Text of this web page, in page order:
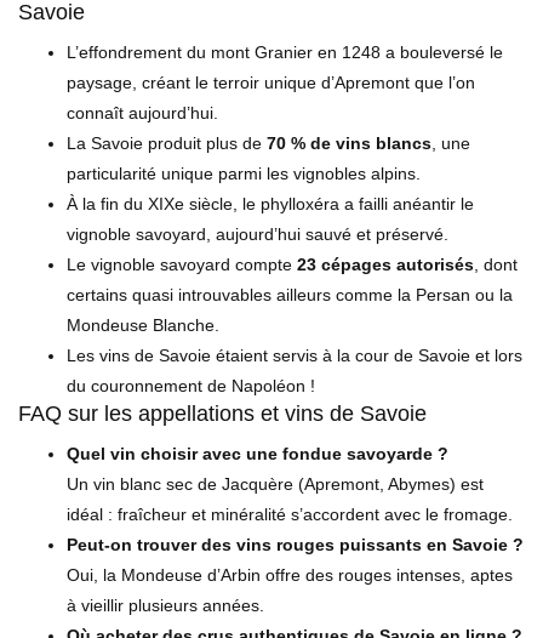
Savoie
L’effondrement du mont Granier en 1248 a bouleversé le
paysage, créant le terroir unique d’Apremont que l’on
connaît aujourd’hui.
La Savoie produit plus de 70 % de vins blancs , une
particularité unique parmi les vignobles alpins.
À la fin du XIXe siècle, le phylloxéra a failli anéantir le
vignoble savoyard, aujourd’hui sauvé et préservé.
Le vignoble savoyard compte 23 cépages autorisés , dont
certains quasi introuvables ailleurs comme la Persan ou la
Mondeuse Blanche.
Les vins de Savoie étaient servis à la cour de Savoie et lors
du couronnement de Napoléon !
FAQ sur les appellations et vins de Savoie
Quel vin choisir avec une fondue savoyarde ?
Un vin blanc sec de Jacquère (Apremont, Abymes) est
idéal : fraîcheur et minéralité s’accordent avec le fromage.
Peut-on trouver des vins rouges puissants en Savoie ?
Oui, la Mondeuse d’Arbin offre des rouges intenses, aptes
à vieillir plusieurs années.